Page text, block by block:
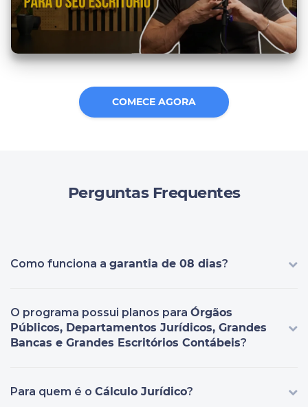
COMECE AGORA
Perguntas Frequentes
Como funciona a garantia de 08 dias?
O programa possui planos para Órgãos
Públicos, Departamentos Jurídicos, Grandes
Bancas e Grandes Escritórios Contábeis?
Para quem é o Cálculo Jurídico?